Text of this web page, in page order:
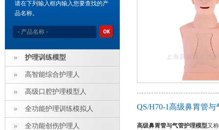
QS/H70-1高级鼻胃管
高级鼻胃管与气管护理模型又
请在下列输入框内输入您要查找的产
品名称。
护理训练模型
高智能综合护理人
高级口腔护理模型人
全功能护理训练模拟人
全功能创伤护理人